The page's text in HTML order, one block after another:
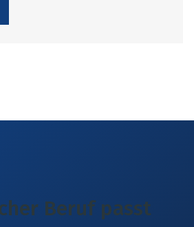
Beruf passt